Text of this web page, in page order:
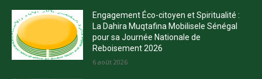
Engagement Éco-citoyen et Spiritualité :
La Dahira Muqtafina Mobilisele Sénégal
pour sa Journée Nationale de
Reboisement 2026
6 août 2026